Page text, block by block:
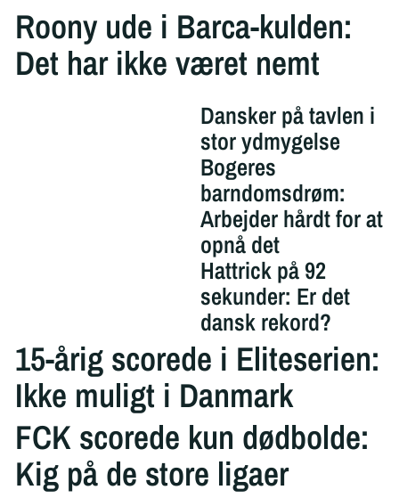
Roony ude i Barca-kulden:
Det har ikke været nemt
Dansker på tavlen i
stor ydmygelse
Bogeres
barndomsdrøm:
Arbejder hårdt for at
opnå det
Hattrick på 92
sekunder: Er det
dansk rekord?
15-årig scorede i Eliteserien:
Ikke muligt i Danmark
FCK scorede kun dødbolde:
Kig på de store ligaer